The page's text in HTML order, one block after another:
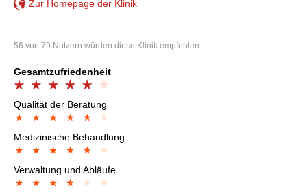
Zur Homepage der Klinik
56 von 79 Nutzern würden diese Klinik empfehlen
Gesamtzufriedenheit
Qualität der Beratung
Medizinische Behandlung
Verwaltung und Abläufe